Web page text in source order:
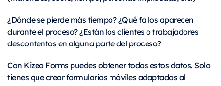
¿Dónde se pierde más tiempo? ¿Qué fallos aparecen
durante el proceso? ¿Están los clientes o trabajadores
descontentos en alguna parte del proceso?
Con Kizeo Forms puedes obtener todos estos datos. Solo
tienes que crear formularios móviles adaptados al